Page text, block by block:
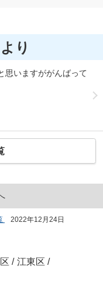
り
思いますががんばって
2022年12月24日
/ 江東区 /